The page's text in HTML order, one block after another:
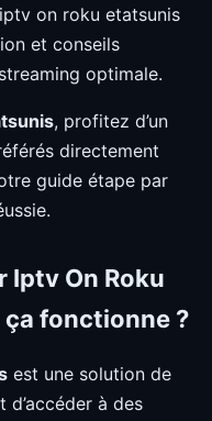
on roku etatsunis
et conseils
optimale.
, profitez d’un
directement
guide étape par
Iptv On Roku
fonctionne ?
est une solution de
d’accéder à des